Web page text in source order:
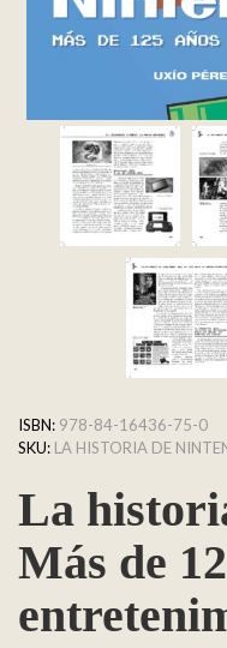
ISBN: 978-84-16436-75-0
SKU: LA HISTORIA DE
La
Más de